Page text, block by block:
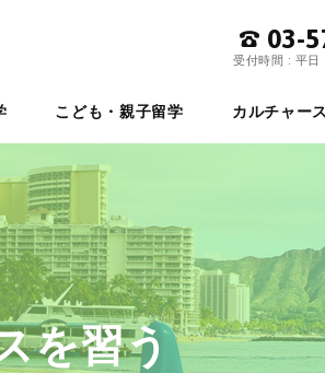
ワイ留学専門店 イーストマンハワイ
03-
受付時間 : 平日
こども・親子留学 カルチャー
を習う